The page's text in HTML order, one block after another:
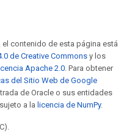
contenido de esta página está
de Creative Commons y los
Apache 2.0. Para obtener
del Sitio Web de Google
de Oracle o sus entidades
a la licencia de NumPy.